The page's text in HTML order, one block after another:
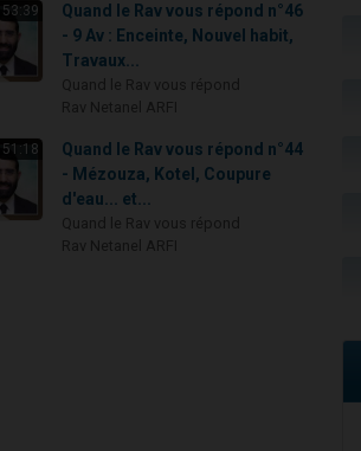
53:39
Quand le Rav vous répond n°46
- 9 Av : Enceinte, Nouvel habit,
Travaux...
51:18
Quand le Rav vous répond n°44
- Mézouza, Kotel, Coupure
d'eau... et...